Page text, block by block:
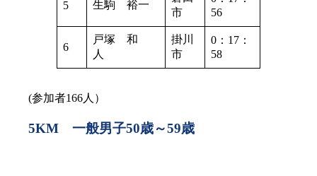
5 生駒 裕一
市
56
6
戸塚 和
人
掛川
市
0：17：
58
(参加者166人）
5KM 一般男子50歳～59歳